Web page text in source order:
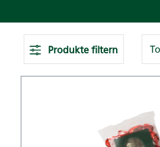
Produkte filtern